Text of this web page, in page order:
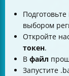
выбором
Откройте
токен.
В файл
Запустите